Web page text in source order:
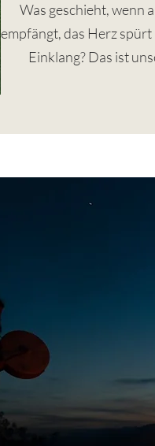
Was geschieht, wenn
empfängt, das Herz
Einklang? Das ist